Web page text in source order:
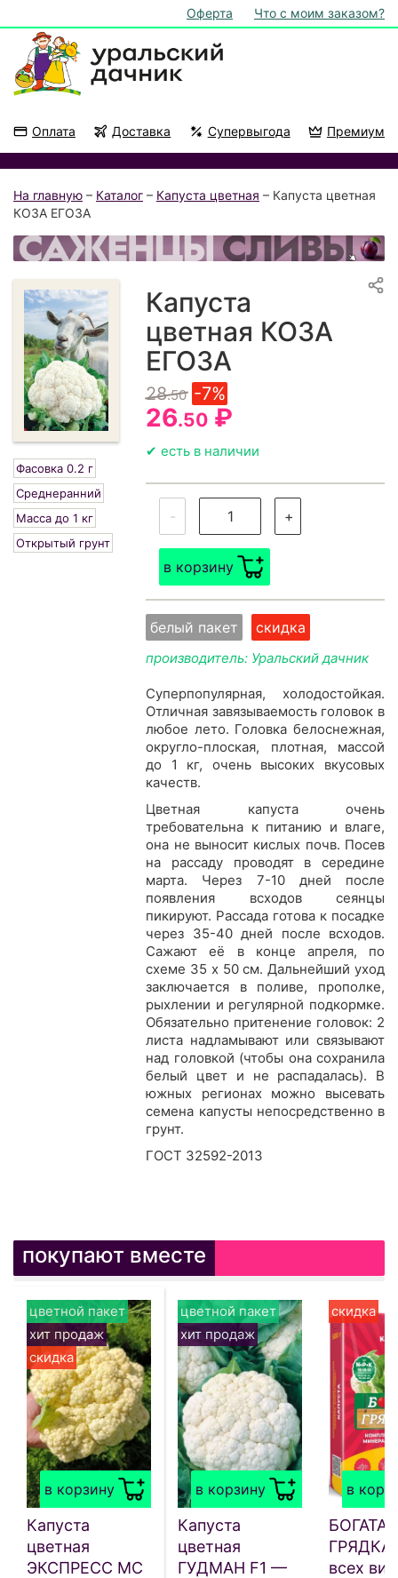
Оферта Что с моим заказом?
Оплата Доставка Супервыгода Премиум
На главную – Каталог – Капуста цветная – Капуста цветная
КОЗА ЕГОЗА
Фасовка 0.2 г
Среднеранний
Масса до 1 кг
Открытый грунт
Капуста
цветная КОЗА
ЕГОЗА
28.50 -7%
26.50 ₽
✔ есть в наличии
- +
в корзину
белый пакет скидка
производитель: Уральский дачник
Суперпопулярная, холодостойкая.
Отличная завязываемость головок в
любое лето. Головка белоснежная,
округло-плоская, плотная, массой
до 1 кг, очень высоких вкусовых
качеств.
Цветная капуста очень
требовательна к питанию и влаге,
она не выносит кислых почв. Посев
на рассаду проводят в середине
марта. Через 7-10 дней после
появления всходов сеянцы
пикируют. Рассада готова к посадке
через 35-40 дней после всходов.
Сажают её в конце апреля, по
схеме 35 х 50 см. Дальнейший уход
заключается в поливе, прополке,
рыхлении и регулярной подкормке.
Обязательно притенение головок: 2
листа надламывают или связывают
над головкой (чтобы она сохранила
белый цвет и не распадалась). В
южных регионах можно высевать
семена капусты непосредственно в
грунт.
ГОСТ 32592-2013
покупают вместе
в корзину
цветной пакет
хит продаж
скидка
Капуста
цветная
ЭКСПРЕСС МС
в корзину
цветной пакет
хит продаж
Капуста
цветная
ГУДМАН F1 —
в
скидка
БОГАТАЯ
ГРЯДКА
всех